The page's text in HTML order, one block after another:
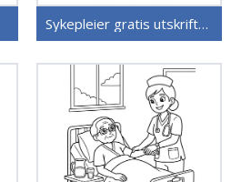
Sykepleier gratis utskriftbar